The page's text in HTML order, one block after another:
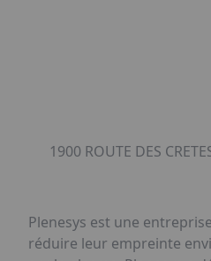
1900 ROUTE DES
Plenesys est une
réduire leur empreinte